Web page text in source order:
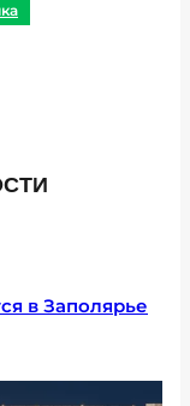
в Заполярье